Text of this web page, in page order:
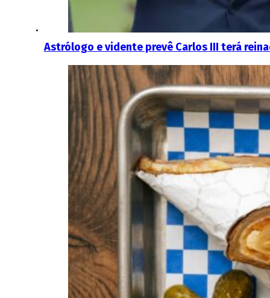
Astrólogo e vidente prevê Carlos III terá